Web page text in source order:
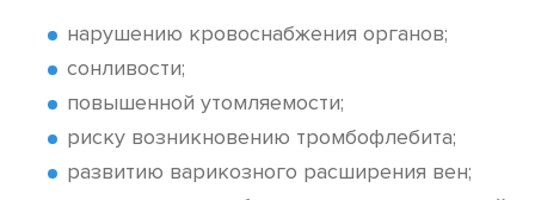
нарушению кровоснабжения органов;
сонливости;
повышенной утомляемости;
риску возникновению тромбофлебита;
развитию варикозного расширения вен;